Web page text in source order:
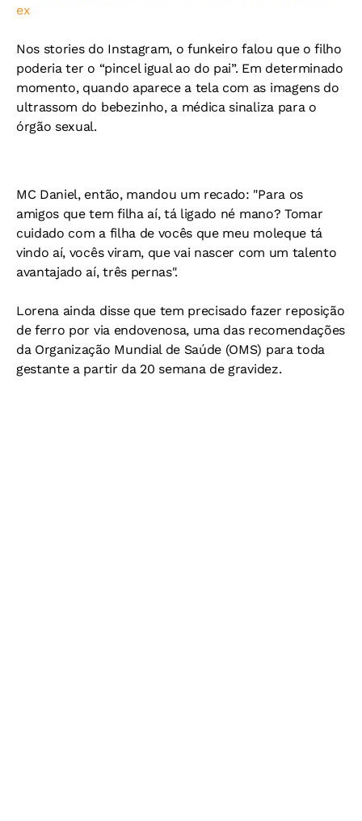
ex
Nos stories do Instagram, o funkeiro falou que o filho
poderia ter o “pincel igual ao do pai”. Em determinado
momento, quando aparece a tela com as imagens do
ultrassom do bebezinho, a médica sinaliza para o
órgão sexual.
MC Daniel, então, mandou um recado: "Para os
amigos que tem filha aí, tá ligado né mano? Tomar
cuidado com a filha de vocês que meu moleque tá
vindo aí, vocês viram, que vai nascer com um talento
avantajado aí, três pernas".
Lorena ainda disse que tem precisado fazer reposição
de ferro por via endovenosa, uma das recomendações
da Organização Mundial de Saúde (OMS) para toda
gestante a partir da 20 semana de gravidez.